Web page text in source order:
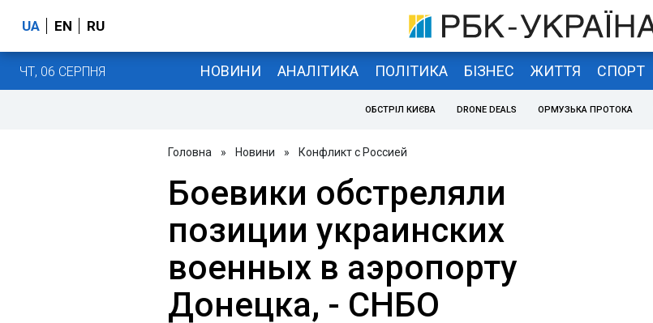
UA EN RU
ЧТ, 06 СЕРПНЯ НОВИНИ АНАЛІТИКА ПОЛІТИКА БІЗНЕС ЖИТТЯ СПОРТ
ОБСТРІЛ КИЄВА DRONE DEALS ОРМУЗЬКА ПРОТОКА
Головна » Новини » Конфликт с Россией
Боевики обстреляли
позиции украинских
военных в аэропорту
Донецка, - СНБО